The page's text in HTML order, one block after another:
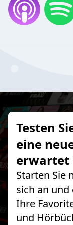
Testen
eine
erwartet
Starten Sie
sich an
Ihre
und